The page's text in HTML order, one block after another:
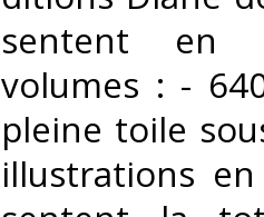
sentent en
volumes : -
pleine toile
illustrations